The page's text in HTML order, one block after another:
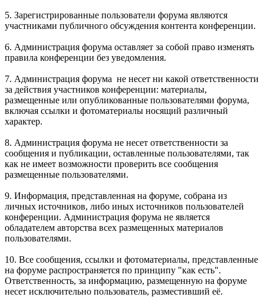
5. Зарегистрированные пользователи форума являются
участниками публичного обсуждения контента конференции.
6. Администрация форума оставляет за собой право изменять
правила конференции без уведомления.
7. Администрация форума не несет ни какой ответственности
за действия участников конференции: материалы,
размещенные или опубликованные пользователями форума,
включая ссылки и фотоматериалы носящий различный
характер.
8. Администрация форума не несет ответственности за
сообщения и публикации, оставленные пользователями, так
как не имеет возможности проверить все сообщения
размещенные пользователями.
9. Информация, представленная на форуме, собрана из
личных источников, либо иных источников пользователей
конференции. Администрация форума не является
обладателем авторства всех размещенных материалов
пользователями.
10. Все сообщения, ссылки и фотоматериалы, представленные
на форуме распространяется по принципу "как есть".
Ответственность, за информацию, размещенную на форуме
несет исключительно пользователь, разместивший её.